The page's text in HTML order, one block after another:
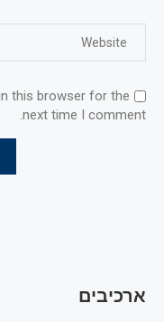
this browser for the
next time I comment.
ארכיבים